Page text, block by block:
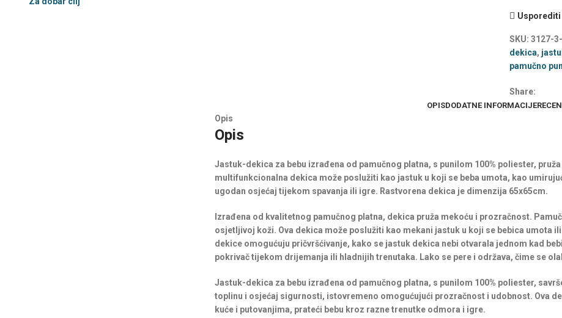
Usporediti
SKU: 3127-
dekica,
pamučno
Share:
OPISDODATNE INFORMACIJE
Opis
Opis
Jastuk-dekica za bebu izrađena od pamučnog platna, s punilom 100% poliester,
multifunkcionalna dekica može poslužiti kao jastuk u koji se beba umota, kao
ugodan osjećaj tijekom spavanja ili igre. Rastvorena dekica je dimenzija 65x65cm.
Izrađena od kvalitetnog pamučnog platna, dekica pruža mekoću i prozračnost.
osjetljivoj koži. Ova dekica može poslužiti kao mekani jastuk u koji se bebica umota
dekice omogućuju pričvršćivanje, kako se jastuk dekica nebi otvarala jednom kad
pokrivač tijekom drijemanja ili hladnijih trenutaka. Lako se pere i održava, čime se
Jastuk-dekica za bebu izrađena od pamučnog platna, s punilom 100% poliester,
toplinu i osjećaj sigurnosti, istovremeno omogućujući prozračnost i udobnost. Ova
kuće i putovanjima, prateći bebu kroz razne trenutke odmora i igre.